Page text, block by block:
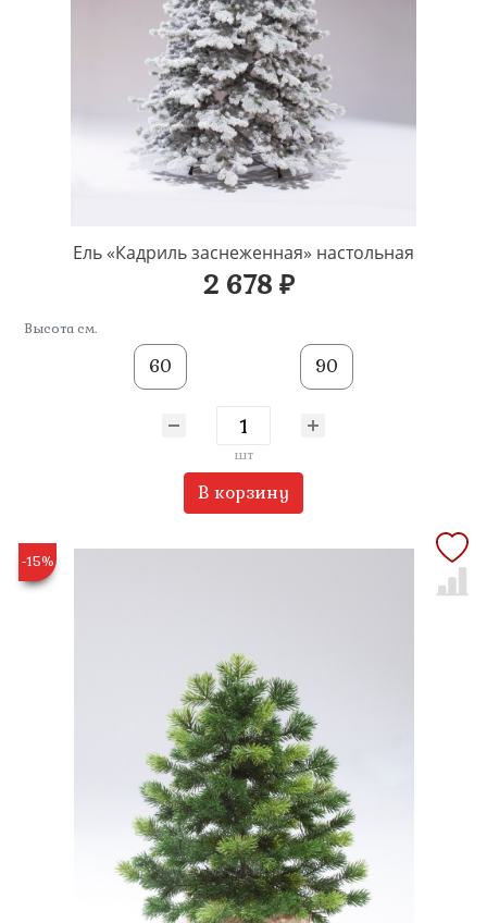
Ель «Кадриль заснеженная» настольная
2 678 ₽
Высота см.
60 90
шт
В корзину
-15%